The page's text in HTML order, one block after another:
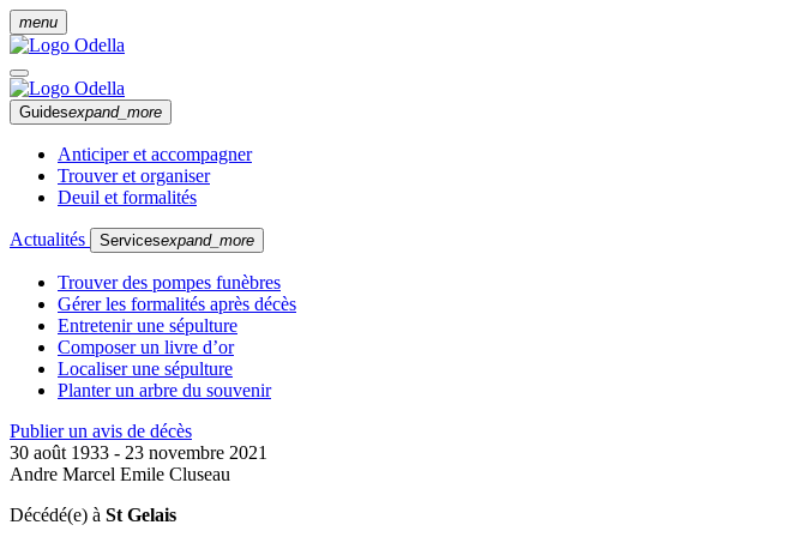
menu
Guidesexpand_more
Anticiper et accompagner
Trouver et organiser
Deuil et formalités
Actualités Servicesexpand_more
Trouver des pompes funèbres
Gérer les formalités après décès
Entretenir une sépulture
Composer un livre d’or
Localiser une sépulture
Planter un arbre du souvenir
Publier un avis de décès
30 août 1933 - 23 novembre 2021
Andre Marcel Emile Cluseau
Décédé(e) à St Gelais